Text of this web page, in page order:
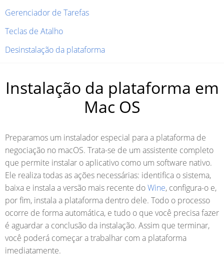
Gerenciador de Tarefas
Teclas de Atalho
Desinstalação da plataforma
Instalação da plataforma em
Mac OS
Preparamos um instalador especial para a plataforma de
negociação no macOS. Trata-se de um assistente completo
que permite instalar o aplicativo como um software nativo.
Ele realiza todas as ações necessárias: identifica o sistema,
baixa e instala a versão mais recente doWine, configura-o e,
por fim, instala a plataforma dentro dele. Todo o processo
ocorre de forma automática, e tudo o que você precisa fazer
é aguardar a conclusão da instalação. Assim que terminar,
você poderá começar a trabalhar com a plataforma
imediatamente.